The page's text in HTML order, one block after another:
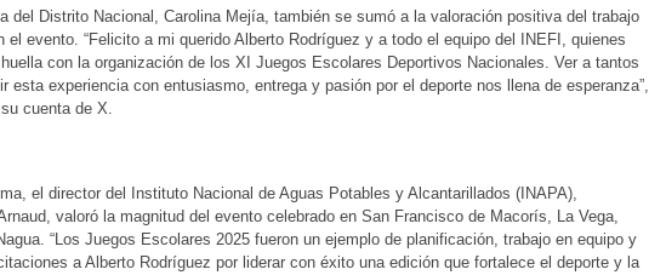
del Distrito Nacional, Carolina Mejía, también se sumó a la valoración positiva del trabajo
el evento. “Felicito a mi querido Alberto Rodríguez y a todo el equipo del INEFI, quienes
huella con la organización de los XI Juegos Escolares Deportivos Nacionales. Ver a tantos
esta experiencia con entusiasmo, entrega y pasión por el deporte nos llena de esperanza”,
cuenta de X.
el director del Instituto Nacional de Aguas Potables y Alcantarillados (INAPA),
valoró la magnitud del evento celebrado en San Francisco de Macorís, La Vega,
“Los Juegos Escolares 2025 fueron un ejemplo de planificación, trabajo en equipo y
a Alberto Rodríguez por liderar con éxito una edición que fortalece el deporte y la